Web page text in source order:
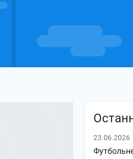
23.06.2026